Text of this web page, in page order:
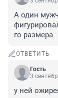
А один
го размера
ОТВЕТИТЬ
Гость
3
у ней